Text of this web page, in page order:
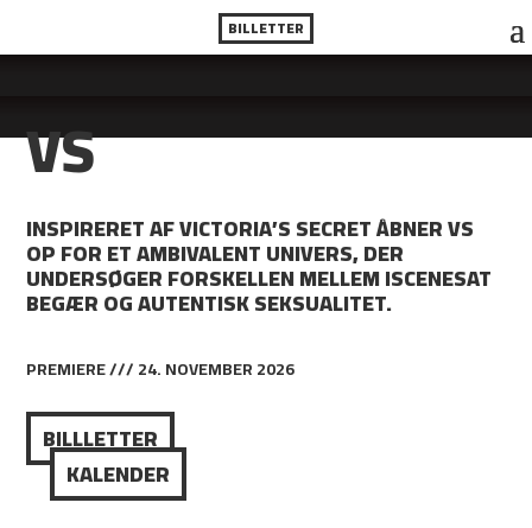
BILLETTER
VS
INSPIRERET AF VICTORIA’S SECRET ÅBNER VS
OP FOR ET AMBIVALENT UNIVERS, DER
UNDERSØGER FORSKELLEN MELLEM ISCENESAT
BEGÆR OG AUTENTISK SEKSUALITET.
PREMIERE /// 24. NOVEMBER 2026
BILLLETTER
KALENDER